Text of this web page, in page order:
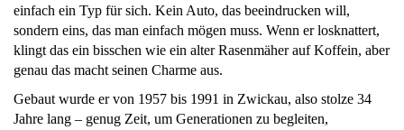
einfach ein Typ für sich. Kein Auto, das beeindrucken will,
sondern eins, das man einfach mögen muss. Wenn er losknattert,
klingt das ein bisschen wie ein alter Rasenmäher auf Koffein, aber
genau das macht seinen Charme aus.
Gebaut wurde er von 1957 bis 1991 in Zwickau, also stolze 34
Jahre lang – genug Zeit, um Generationen zu begleiten,